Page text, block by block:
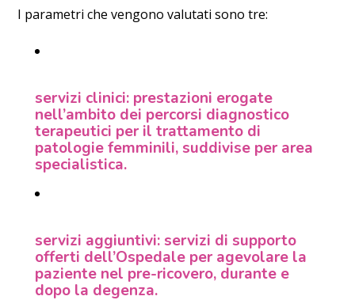
I parametri che vengono valutati sono tre:
servizi clinici: prestazioni erogate
nell’ambito dei percorsi diagnostico
terapeutici per il trattamento di
patologie femminili, suddivise per area
specialistica.
servizi aggiuntivi: servizi di supporto
offerti dell’Ospedale per agevolare la
paziente nel pre-ricovero, durante e
dopo la degenza.